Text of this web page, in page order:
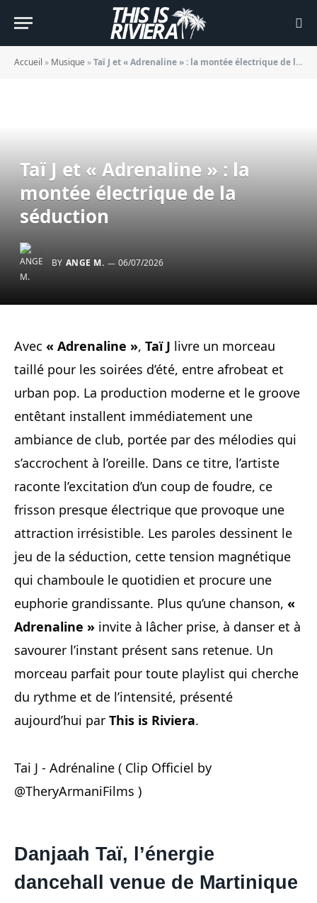
Accueil » Musique »Taï J et « Adrenaline » : la montée électrique de la séduction
Taï J et « Adrenaline » : la
montée électrique de la
séduction
BY ANGE M. 06/07/2026
Avec « Adrenaline », Taï J livre un morceau
taillé pour les soirées d’été, entre afrobeat et
urban pop. La production moderne et le groove
entêtant installent immédiatement une
ambiance de club, portée par des mélodies qui
s’accrochent à l’oreille. Dans ce titre, l’artiste
raconte l’excitation d’un coup de foudre, ce
frisson presque électrique que provoque une
attraction irrésistible. Les paroles dessinent le
jeu de la séduction, cette tension magnétique
qui chamboule le quotidien et procure une
euphorie grandissante. Plus qu’une chanson, «
Adrenaline » invite à lâcher prise, à danser et à
savourer l’instant présent sans retenue. Un
morceau parfait pour toute playlist qui cherche
du rythme et de l’intensité, présenté
aujourd’hui par This is Riviera.
Tai J - Adrénaline ( Clip Officiel by
@TheryArmaniFilms )
Danjaah Taï, l’énergie
dancehall venue de Martinique